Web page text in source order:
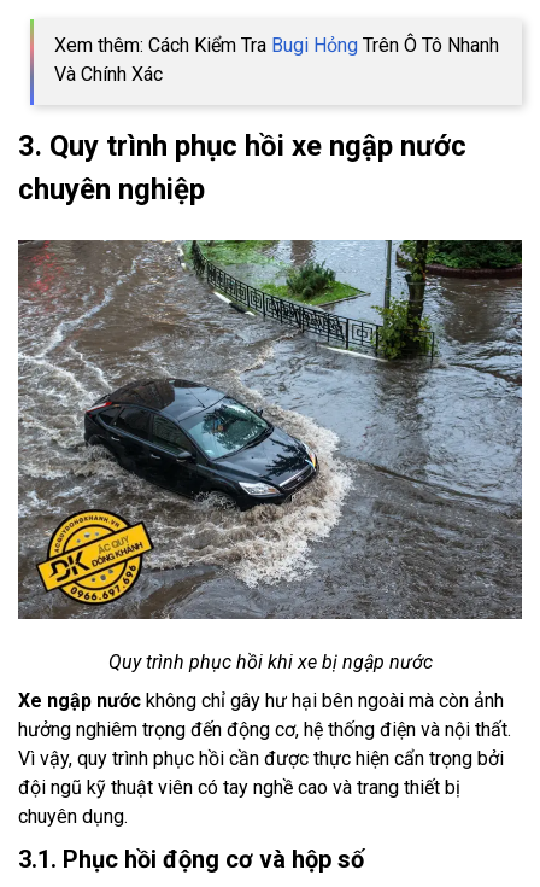
Xem thêm: Cách Kiểm Tra Bugi Hỏng Trên Ô Tô Nhanh
Và Chính Xác
3. Quy trình phục hồi xe ngập nước
chuyên nghiệp
Quy trình phục hồi khi xe bị ngập nước
Xe ngập nước không chỉ gây hư hại bên ngoài mà còn ảnh
hưởng nghiêm trọng đến động cơ, hệ thống điện và nội thất.
Vì vậy, quy trình phục hồi cần được thực hiện cẩn trọng bởi
đội ngũ kỹ thuật viên có tay nghề cao và trang thiết bị
chuyên dụng.
3.1. Phục hồi động cơ và hộp số